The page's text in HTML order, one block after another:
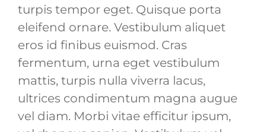
turpis tempor eget. Quisque porta
eleifend ornare. Vestibulum aliquet
eros id finibus euismod. Cras
fermentum, urna eget vestibulum
mattis, turpis nulla viverra lacus,
ultrices condimentum magna augue
vel diam. Morbi vitae efficitur ipsum,